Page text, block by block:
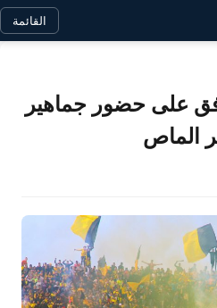
القائمة
على حضور جماهير
الماص